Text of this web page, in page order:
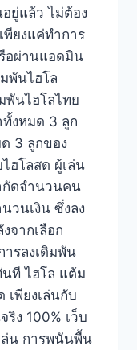
ยู่แล้ว ไม่ต้อง
พียงแค่ทำการ
อผ่านแอดมิน
พันไฮโล
พันไฮโลไทย
ทั้งหมด 3 ลูก
3 ลูกของ
ฮโลสด ผู้เล่น
กัดจำนวนคน
วนเงิน ซึ่งลง
จากเลือก
ารลงเดิมพัน
ที ไฮโล แต้ม
เพียงเล่นกับ
ริง 100% เว็บ
ล่น การพนันพื้น